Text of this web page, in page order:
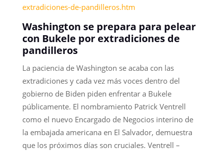
extradiciones-de-pandilleros.htm
Washington se prepara para pelear
con Bukele por extradiciones de
pandilleros
La paciencia de Washington se acaba con las
extradiciones y cada vez más voces dentro del
gobierno de Biden piden enfrentar a Bukele
públicamente. El nombramiento Patrick Ventrell
como el nuevo Encargado de Negocios interino de
la embajada americana en El Salvador, demuestra
que los próximos días son cruciales. Ventrell –